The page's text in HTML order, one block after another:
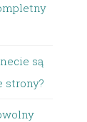
są
strony?